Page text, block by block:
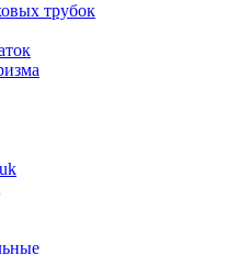
трубок